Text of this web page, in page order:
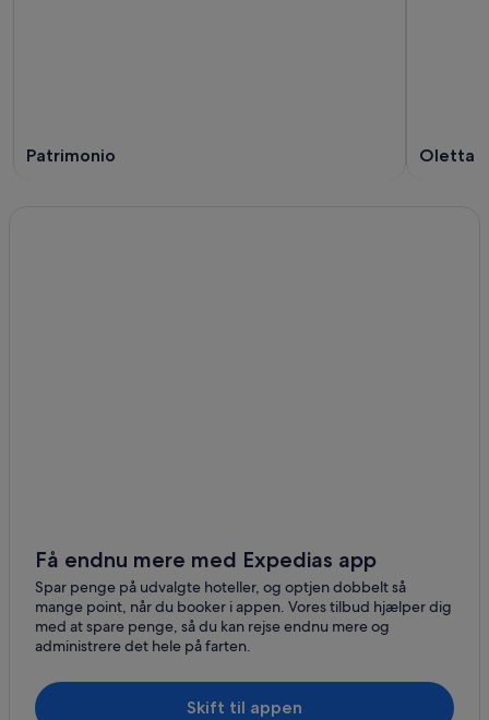
Patrimonio Oletta
Få endnu mere med Expedias app
Spar penge på udvalgte hoteller, og optjen dobbelt så
mange point, når du booker i appen. Vores tilbud hjælper dig
med at spare penge, så du kan rejse endnu mere og
administrere det hele på farten.
Skift til appen